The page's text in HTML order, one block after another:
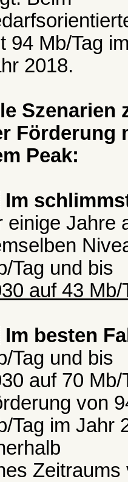
94 Mb/Tag
2018.
Szenarien
Förderung
Peak:
Im
einige Jahre
Tag und bis
auf 43 Mb/
Im besten
Tag und bis
auf 70
von
Tag im Jahr